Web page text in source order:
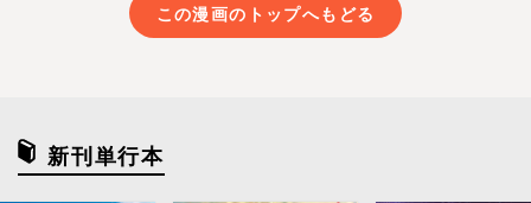
この漫画のトップへもどる
新刊単行本